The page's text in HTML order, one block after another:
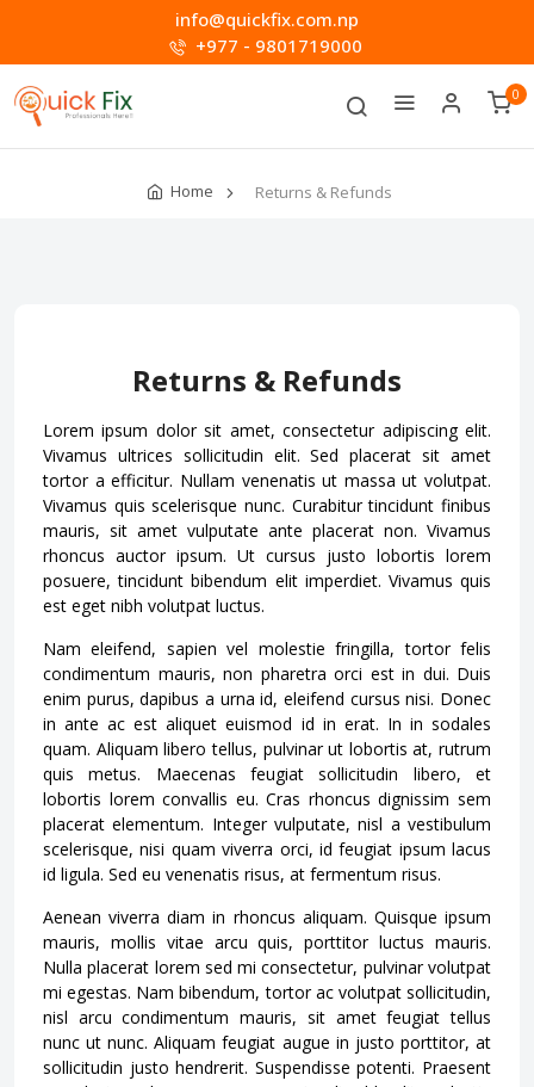
info@quickfix.com.np
+977 - 9801719000
0
Home Returns & Refunds
Returns & Refunds
Lorem ipsum dolor sit amet, consectetur adipiscing elit.
Vivamus ultrices sollicitudin elit. Sed placerat sit amet
tortor a efficitur. Nullam venenatis ut massa ut volutpat.
Vivamus quis scelerisque nunc. Curabitur tincidunt finibus
mauris, sit amet vulputate ante placerat non. Vivamus
rhoncus auctor ipsum. Ut cursus justo lobortis lorem
posuere, tincidunt bibendum elit imperdiet. Vivamus quis
est eget nibh volutpat luctus.
Nam eleifend, sapien vel molestie fringilla, tortor felis
condimentum mauris, non pharetra orci est in dui. Duis
enim purus, dapibus a urna id, eleifend cursus nisi. Donec
in ante ac est aliquet euismod id in erat. In in sodales
quam. Aliquam libero tellus, pulvinar ut lobortis at, rutrum
quis metus. Maecenas feugiat sollicitudin libero, et
lobortis lorem convallis eu. Cras rhoncus dignissim sem
placerat elementum. Integer vulputate, nisl a vestibulum
scelerisque, nisi quam viverra orci, id feugiat ipsum lacus
id ligula. Sed eu venenatis risus, at fermentum risus.
Aenean viverra diam in rhoncus aliquam. Quisque ipsum
mauris, mollis vitae arcu quis, porttitor luctus mauris.
Nulla placerat lorem sed mi consectetur, pulvinar volutpat
mi egestas. Nam bibendum, tortor ac volutpat sollicitudin,
nisl arcu condimentum mauris, sit amet feugiat tellus
nunc ut nunc. Aliquam feugiat augue in justo porttitor, at
sollicitudin justo hendrerit. Suspendisse potenti. Praesent